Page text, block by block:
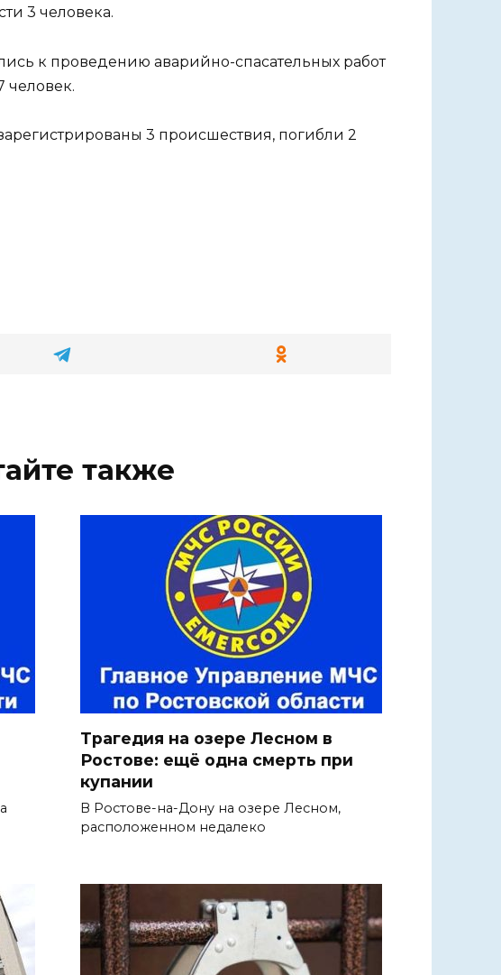
3 человека.
к проведению аварийно-спасательных работ
человек.
3 происшествия, погибли 2
также
Трагедия на озере Лесном в
Ростове: ещё одна смерть при
купании
В Ростове-на-Дону на озере Лесном,
расположенном недалеко